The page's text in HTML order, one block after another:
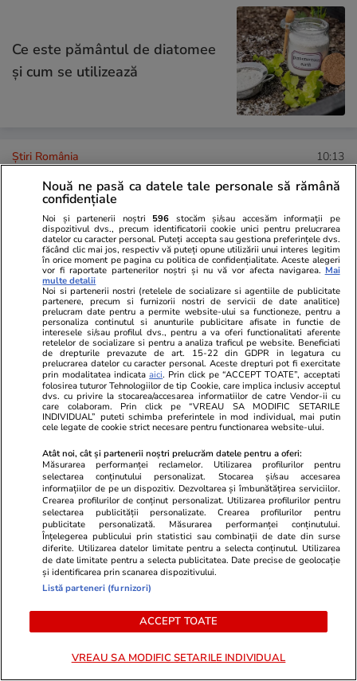
Ce este pământul de diatomee
și cum se utilizează
Știri România 10:13
Avertizare ANM nowcasting de
vreme severă. Lista completă a
localităților aflate în calea
furtunilor
Analiză
Știri România 10:00
Ultima hotărâre a judecătoarei
din dosarul lui Robert Negoiță
înainte de a fi mutată de la
București la Giurgiu: a menținut
un sechestru de peste 102
milioane de euro
Știri România 09:16
Cine e Alecsandra Drăgoi,
românca din Londra care a
semnat fotografia oficială a
premierului Marii Britanii
Nouă ne pasă ca datele tale personale să rămână
confidențiale
Noi și partenerii noștri 596 stocăm și/sau accesăm informații pe
dispozitivul dvs., precum identificatorii cookie unici pentru prelucrarea
datelor cu caracter personal. Puteți accepta sau gestiona preferințele dvs.
făcând clic mai jos, respectiv vă puteți opune utilizării unui interes legitim
în orice moment pe pagina cu politica de confidențialitate. Aceste alegeri
vor fi raportate partenerilor noștri și nu vă vor afecta navigarea. Mai
multe detalii
Noi si partenerii nostri (retelele de socializare si agentiile de publicitate
partenere, precum si furnizorii nostri de servicii de date analitice)
prelucram date pentru a permite website-ului sa functioneze, pentru a
personaliza continutul si anunturile publicitare afisate in functie de
interesele si/sau profilul dvs., pentru a va oferi functionalitati aferente
retelelor de socializare si pentru a analiza traficul pe website. Beneficiati
de drepturile prevazute de art. 15-22 din GDPR in legatura cu
prelucrarea datelor cu caracter personal. Aceste drepturi pot fi exercitate
prin modalitatea indicataaici. Prin click pe “ACCEPT TOATE”, acceptati
folosirea tuturor Tehnologiilor de tip Cookie, care implica inclusiv acceptul
dvs. cu privire la stocarea/accesarea informatiilor de catre Vendor-ii cu
care colaboram. Prin click pe “VREAU SA MODIFIC SETARILE
INDIVIDUAL” puteti schimba preferintele in mod individual, mai putin
cele legate de cookie strict necesare pentru functionarea website-ului.
Atât noi, cât și partenerii noștri prelucrăm datele pentru a oferi:
Măsurarea performanței reclamelor. Utilizarea profilurilor pentru
selectarea conținutului personalizat. Stocarea și/sau accesarea
informațiilor de pe un dispozitiv. Dezvoltarea și îmbunătățirea serviciilor.
Crearea profilurilor de conținut personalizat. Utilizarea profilurilor pentru
selectarea publicității personalizate. Crearea profilurilor pentru
publicitate personalizată. Măsurarea performanței conținutului.
Înțelegerea publicului prin statistici sau combinații de date din surse
diferite. Utilizarea datelor limitate pentru a selecta conținutul. Utilizarea
de date limitate pentru a selecta publicitatea. Date precise de geolocație
și identificarea prin scanarea dispozitivului.
Listă parteneri (furnizori)
ACCEPT TOATE
VREAU SA MODIFIC SETARILE INDIVIDUAL